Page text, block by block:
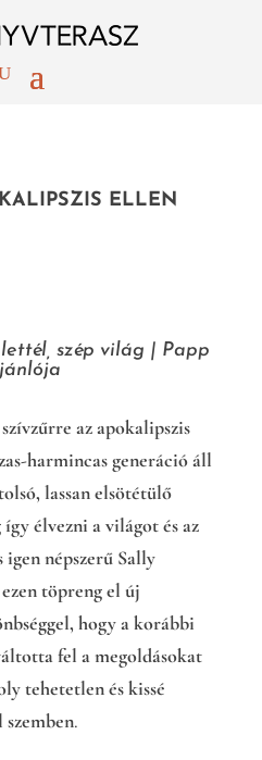
ELLEN
szép világ | Papp
az apokalipszis
harmincas generáció áll
lassan elsötétülő
élvezni a világot és az
népszerű Sally
töpreng el új
hogy a korábbi
fel a megoldásokat
tehetetlen és kissé
.